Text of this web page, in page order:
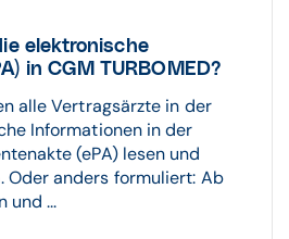
elektronische
in CGM TURBOMED?
alle Vertragsärzte in der
Informationen in der
(ePA) lesen und
Oder anders formuliert: Ab
und ...